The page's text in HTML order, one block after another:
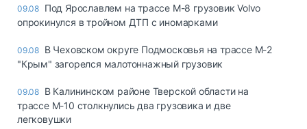
09.08 Под Ярославлем на трассе М-8 грузовик Volvo
опрокинулся в тройном ДТП с иномарками
09.08 В Чеховском округе Подмосковья на трассе М-2
"Крым" загорелся малотоннажный грузовик
09.08 В Калининском районе Тверской области на
трассе М-10 столкнулись два грузовика и две
легковушки